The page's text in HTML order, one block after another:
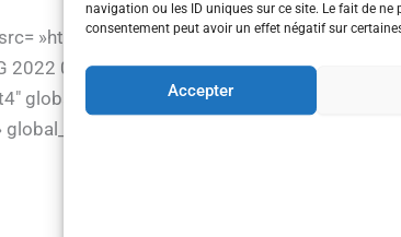
navigation ou les ID uniques sur ce site. Le fait de ne
consentement peut avoir un effet négatif sur
Accepter
»https://new.speg-guadeloupe.org/wp-
2022 06″ show_in_lightbox= »on »
global_colors_info= »{} »][/et_pb_image][/
global_colors_info= »{} »][et_pb_text